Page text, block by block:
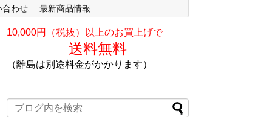
合わせ 最新商品情報
10,000円（税抜）以上のお買上げで
送料無料
（離島は別途料金がかかります）